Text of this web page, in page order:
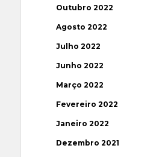
Outubro 2022
Agosto 2022
Julho 2022
Junho 2022
Março 2022
Fevereiro 2022
Janeiro 2022
Dezembro 2021